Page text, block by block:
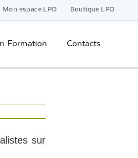
Mon espace LPO Boutique LPO
Formation Contacts
sur